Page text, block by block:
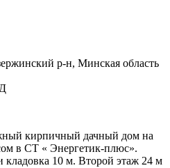
р-н, Минская область
кирпичный дачный дом на
в СТ « Энергетик-плюс».
10 м. Второй этаж 24 м